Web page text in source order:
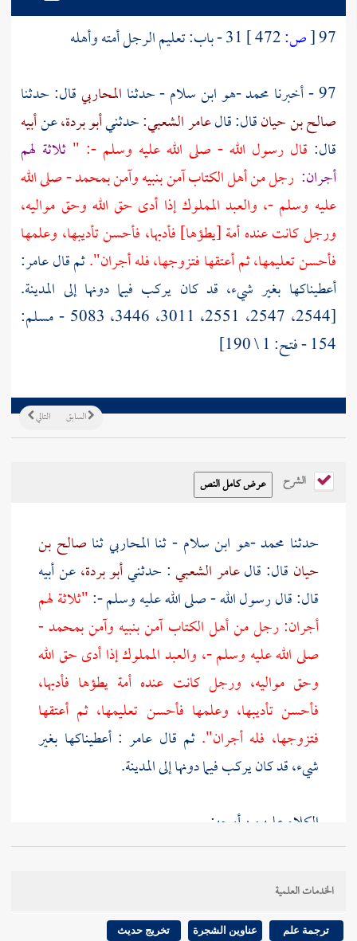
97
[ص:
31 - باب: تعليم الرجل أمته وأهله
97 - أخبرنا
محمد -هو ابن سلام- حدثنا المحاربيقال: حدثنا
صالح بن حيانقال: قالعامر الشعبي:حدثنيأبو بردة،عنأبيه
قال: قال رسول الله - صلى الله عليه وسلم -: " ثلاثة لهم
أجران: رجل منأهل الكتابآمن بنبيه وآمن بمحمد - صلى الله
عليه وسلم -، والعبد المملوك إذا أدى حق الله وحق مواليه،
ورجل كانت عنده أمة [يطؤها] فأدبها، فأحسن تأديبها، وعلمها
فأحسن تعليمها، ثم أعتقها فتزوجها، فله أجران".ثم قالعامر:
أعطيناكها بغير شيء، قد كان يركب فيما دونها إلى المدينة.
[2544، 2547، 2551، 3011، 3446، 5083 - مسلم:
154 - فتح: 1 \ 190]
التالي السابق
الشرح
حدثنا محمد -هو ابن سلام - ثنا المحاربيثنا صالح بن
حيان قال: قالعامر الشعبي: حدثنيأبو بردة،عن أبيه
قال: قال رسول الله - صلى الله عليه وسلم -:"ثلاثة لهم
أجران: رجل من أهل الكتاب آمن بنبيه وآمن بمحمد -
صلى الله عليه وسلم -، والعبد المملوك إذا أدى حق الله
وحق مواليه، ورجل كانت عنده أمة يطؤها فأدبها،
فأحسن تأديبها، وعلمها فأحسن تعليمها، ثم أعتقها
فتزوجها، فله أجران".ثم قال عامر : أعطيناكها بغير
شيء، قد كان يركب فيما دونها إلى المدينة.
الكلام عليه من أوجه:
أحدها:
هذا الحديث أخرجهالبخاريفي مواضع هذا أحدها.
الخدمات العلمية
ترجمة علم عناوين الشجرة تخريج حديث